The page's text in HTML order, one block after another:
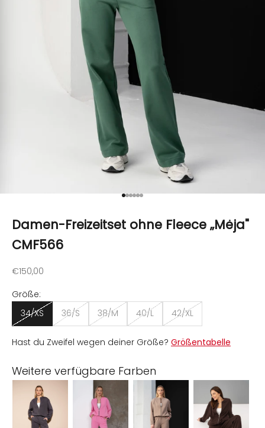
Gehe zu Element 1
Gehe zu Element 2
Gehe zu Element 3
Gehe zu Element 4
Gehe zu Element 5
Gehe zu Element 6
Damen-Freizeitset ohne Fleece „Mėja"
CMF566
Angebot
€150,00
Größe:
34/XS
36/S 38/M 40/L 42/XL
Hast du Zweifel wegen deiner Größe? Größentabelle
Weitere verfügbare Farben